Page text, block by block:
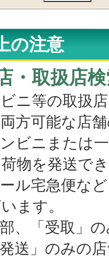
の注意
・取扱店
ニ等の取扱
方可能な店
ニまたは一
物を発送で
宅急便など
ます。
「受取」の
」のみの店